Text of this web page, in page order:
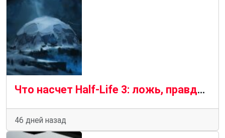
Что насчет Half-Life 3: ложь, правда и возможности
46 дней назад